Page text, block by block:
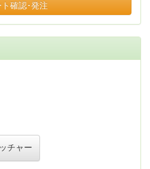
確認･発注
チャー